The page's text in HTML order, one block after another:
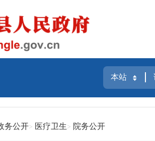
务公开 医疗卫生 院务公开